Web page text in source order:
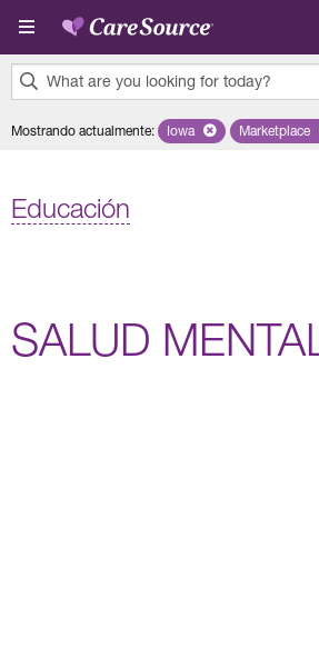
Pasar al contenido principal
What are you looking for today?
results
Mostrando actualmente: Remove selected state
Iowa Marketplace
Educación
SALUD